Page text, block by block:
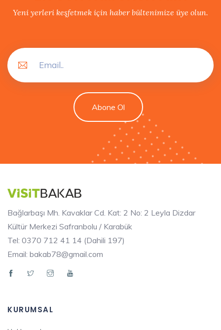
Yeni yerleri keşfetmek için haber bültenimize üye olun.
Abone Ol
Bağlarbaşı Mh. Kavaklar Cd. Kat: 2 No: 2 Leyla Dizdar
Kültür Merkezi Safranbolu / Karabük
Tel: 0370 712 41 14 (Dahili 197)
Email: bakab78@gmail.com
KURUMSAL